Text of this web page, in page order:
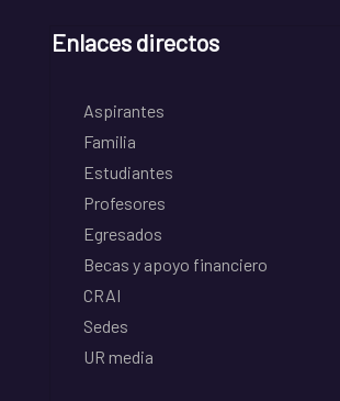
Enlaces directos
Aspirantes
Familia
Estudiantes
Profesores
Egresados
Becas y apoyo financiero
CRAI
Sedes
UR media